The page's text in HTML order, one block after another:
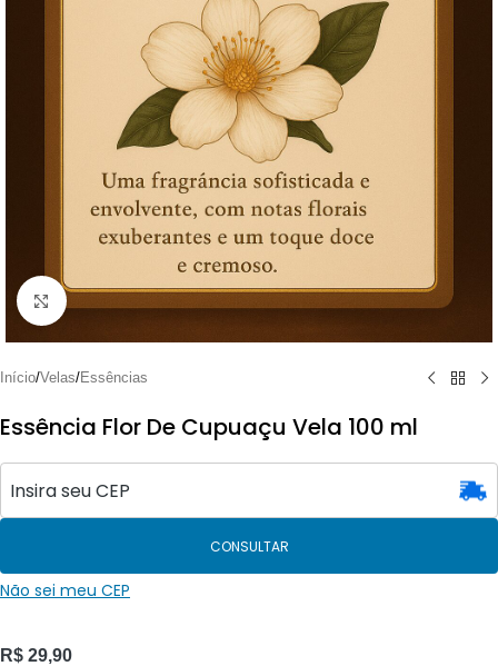
Clique para ampliar
Início/Velas/Essências
Essência Flor De Cupuaçu Vela 100 ml
CONSULTAR
Não sei meu CEP
R$ 29,90